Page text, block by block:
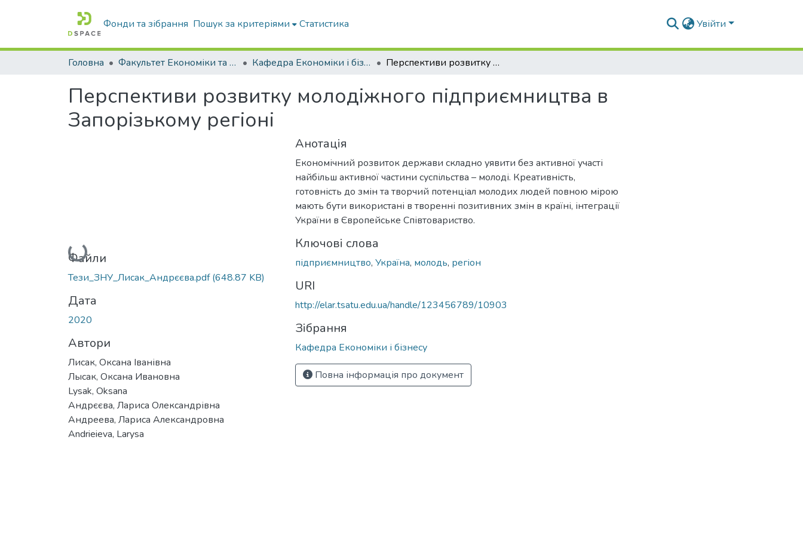
Фонди та зібрання Пошук за критеріями Статистика Увійти
Головна Факультет Економіки та бізнесу Кафедра Економіки і бізнесу Перспективи розвитку молодіжного підприємництва в Запорізькому регіоні
Перспективи розвитку молодіжного підприємництва в
Запорізькому регіоні
Вантажиться...
Файли
Тези_ЗНУ_Лисак_Андрєєва.pdf(648.87 KB)
Дата
2020
Автори
Лисак, Оксана Іванівна
Лысак, Оксана Ивановна
Lysak, Oksana
Андрєєва, Лариса Олександрівна
Андреева, Лариса Александровна
Andrieieva, Larysa
Анотація
Економічний розвиток держави складно уявити без активної участі
найбільш активної частини суспільства – молоді. Креативність,
готовність до змін та творчий потенціал молодих людей повною мірою
мають бути використані в творенні позитивних змін в країні, інтеграції
України в Європейське Співтовариство.
Ключові слова
підприємництво, Україна, молодь, регіон
URI
http://elar.tsatu.edu.ua/handle/123456789/10903
Зібрання
Кафедра Економіки і бізнесу
Повна інформація про документ